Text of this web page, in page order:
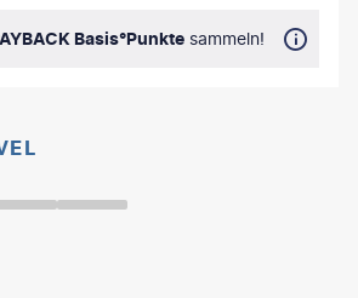
Basis°Punkte sammeln!